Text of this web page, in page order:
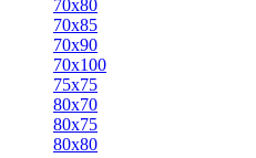
70х80
70х85
70х90
70х100
75х75
80х70
80х75
80х80